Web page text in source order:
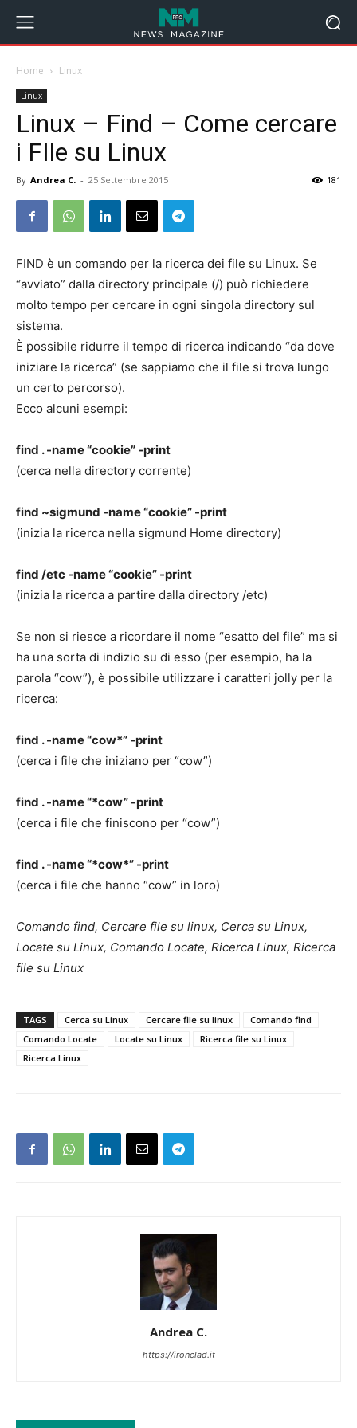
Home Linux
Linux
Linux – Find – Come cercare
i FIle su Linux
By Andrea C. - 25 Settembre 2015 181
FIND è un comando per la ricerca dei file su Linux. Se
“avviato” dalla directory principale (/) può richiedere
molto tempo per cercare in ogni singola directory sul
sistema.
È possibile ridurre il tempo di ricerca indicando “da dove
iniziare la ricerca” (se sappiamo che il file si trova lungo
un certo percorso).
Ecco alcuni esempi:
find . -name “cookie” -print
(cerca nella directory corrente)
find ~sigmund -name “cookie” -print
(inizia la ricerca nella sigmund Home directory)
find /etc -name “cookie” -print
(inizia la ricerca a partire dalla directory /etc)
Se non si riesce a ricordare il nome “esatto del file” ma si
ha una sorta di indizio su di esso (per esempio, ha la
parola “cow”), è possibile utilizzare i caratteri jolly per la
ricerca:
find . -name “cow*” -print
(cerca i file che iniziano per “cow”)
find . -name “*cow” -print
(cerca i file che finiscono per “cow”)
find . -name “*cow*” -print
(cerca i file che hanno “cow” in loro)
Comando find, Cercare file su linux, Cerca su Linux,
Locate su Linux, Comando Locate, Ricerca Linux, Ricerca
file su Linux
TAGS Cerca su Linux Cercare file su linux
Comando find
Comando Locate
Locate su Linux
Ricerca file su Linux
Ricerca Linux
Andrea C.
https://ironclad.it